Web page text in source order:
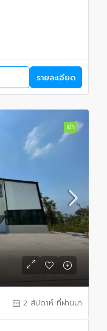
รายละเอียด
เช่า
2 สัปดาห์ ที่ผ่านมา